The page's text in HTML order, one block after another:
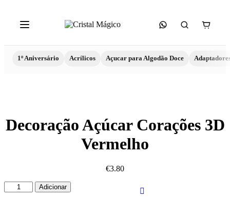
1º Aniversário Acrílicos Açucar para Algodão Doce
Decoração Açúcar Corações 3D
Vermelho
€3.80
Quantidade
de
Adicionar